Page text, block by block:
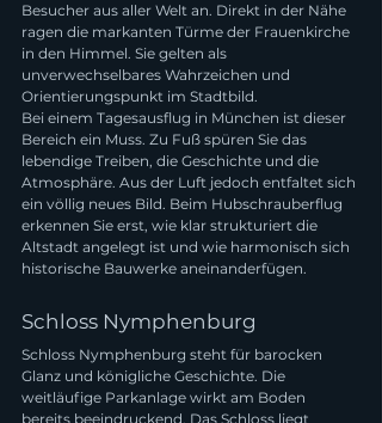
Besucher aus aller Welt an. Direkt in der Nähe
ragen die markanten Türme der Frauenkirche
in den Himmel. Sie gelten als
unverwechselbares Wahrzeichen und
Orientierungspunkt im Stadtbild.
Bei einem Tagesausflug in München ist dieser
Bereich ein Muss. Zu Fuß spüren Sie das
lebendige Treiben, die Geschichte und die
Atmosphäre. Aus der Luft jedoch entfaltet sich
ein völlig neues Bild. Beim Hubschrauberflug
erkennen Sie erst, wie klar strukturiert die
Altstadt angelegt ist und wie harmonisch sich
historische Bauwerke aneinanderfügen.
Schloss Nymphenburg
Schloss Nymphenburg steht für barocken
Glanz und königliche Geschichte. Die
weitläufige Parkanlage wirkt am Boden
bereits beeindruckend. Das Schloss liegt